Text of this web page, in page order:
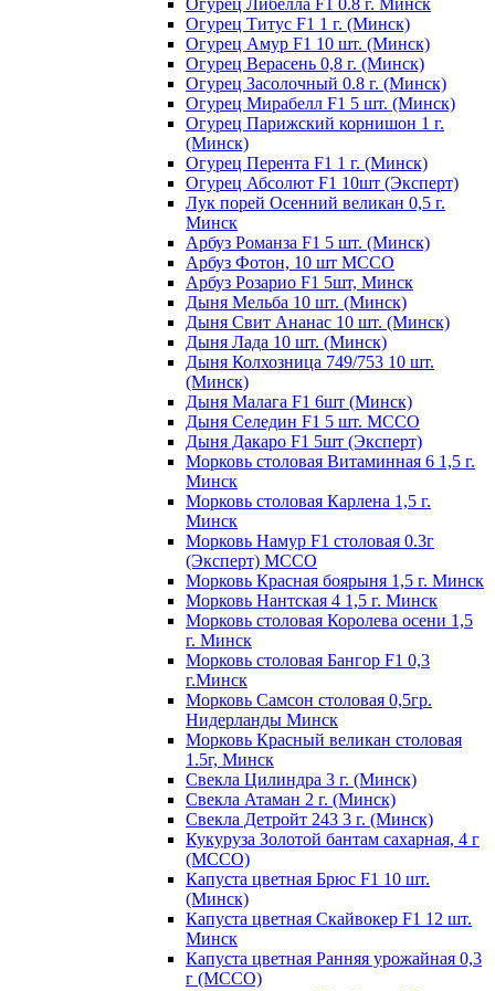
Огурец Либелла F1 0.8 г. Минск
Огурец Титус F1 1 г. (Минск)
Огурец Амур F1 10 шт. (Минск)
Огурец Верасень 0,8 г. (Минск)
Огурец Засолочный 0.8 г. (Минск)
Огурец Мирабелл F1 5 шт. (Минск)
Огурец Парижский корнишон 1 г.
(Минск)
Огурец Перента F1 1 г. (Минск)
Огурец Абсолют F1 10шт (Эксперт)
Лук порей Осенний великан 0,5 г.
Минск
Арбуз Романза F1 5 шт. (Минск)
Арбуз Фотон, 10 шт МССО
Арбуз Розарио F1 5шт, Минск
Дыня Мельба 10 шт. (Минск)
Дыня Свит Ананас 10 шт. (Минск)
Дыня Лада 10 шт. (Минск)
Дыня Колхозница 749/753 10 шт.
(Минск)
Дыня Малага F1 6шт (Минск)
Дыня Селедин F1 5 шт. МССО
Дыня Дакаро F1 5шт (Эксперт)
Морковь столовая Витаминная 6 1,5 г.
Минск
Морковь столовая Карлена 1,5 г.
Минск
Морковь Намур F1 столовая 0.3г
(Эксперт) МССО
Морковь Красная боярыня 1,5 г. Минск
Морковь Нантская 4 1,5 г. Минск
Морковь столовая Королева осени 1,5
г. Минск
Морковь столовая Бангор F1 0,3
г.Минск
Морковь Самсон столовая 0,5гр.
Нидерланды Минск
Морковь Красный великан столовая
1.5г, Минск
Свекла Цилиндра 3 г. (Минск)
Свекла Атаман 2 г. (Минск)
Свекла Детройт 243 3 г. (Минск)
Кукуруза Золотой бантам сахарная, 4 г
(МССО)
Капуста цветная Брюс F1 10 шт.
(Минск)
Капуста цветная Скайвокер F1 12 шт.
Минск
Капуста цветная Ранняя урожайная 0,3
г (МССО)